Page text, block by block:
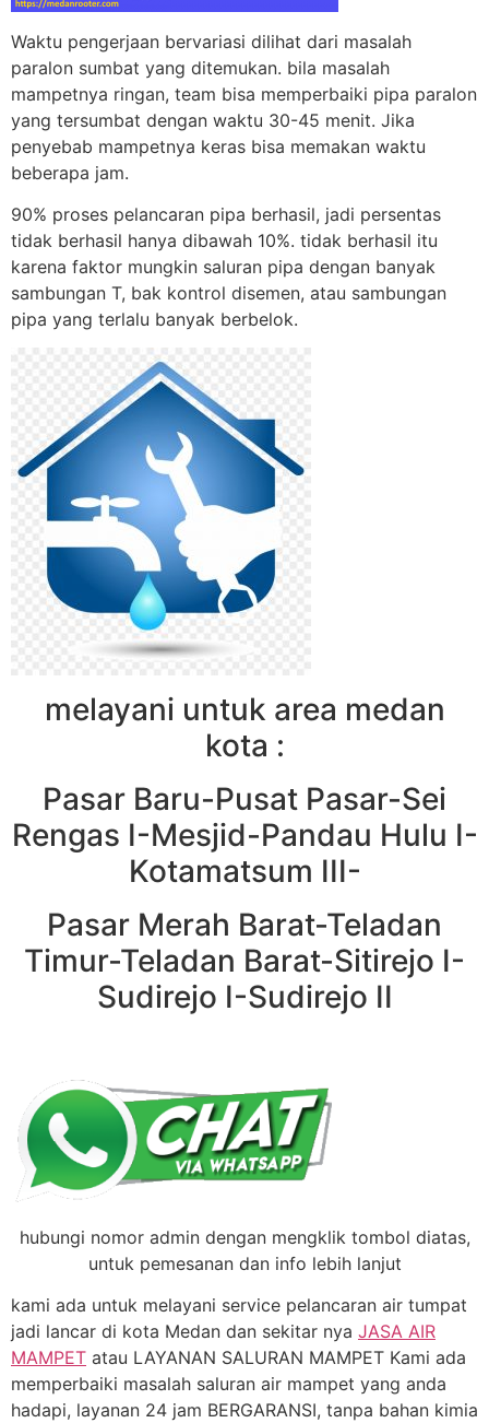
Waktu pengerjaan bervariasi dilihat dari masalah
paralon sumbat yang ditemukan. bila masalah
mampetnya ringan, team bisa memperbaiki pipa paralon
yang tersumbat dengan waktu 30-45 menit. Jika
penyebab mampetnya keras bisa memakan waktu
beberapa jam.
90% proses pelancaran pipa berhasil, jadi persentas
tidak berhasil hanya dibawah 10%. tidak berhasil itu
karena faktor mungkin saluran pipa dengan banyak
sambungan T, bak kontrol disemen, atau sambungan
pipa yang terlalu banyak berbelok.
melayani untuk area medan
kota :
Pasar Baru-Pusat Pasar-Sei
Rengas I-Mesjid-Pandau Hulu I-
Kotamatsum III-
Pasar Merah Barat-Teladan
Timur-Teladan Barat-Sitirejo I-
Sudirejo I-Sudirejo II
hubungi nomor admin dengan mengklik tombol diatas,
untuk pemesanan dan info lebih lanjut
kami ada untuk melayani service pelancaran air tumpat
jadi lancar di kota Medan dan sekitar nya JASA AIR
MAMPET atau LAYANAN SALURAN MAMPET Kami ada
memperbaiki masalah saluran air mampet yang anda
hadapi, layanan 24 jam BERGARANSI, tanpa bahan kimia